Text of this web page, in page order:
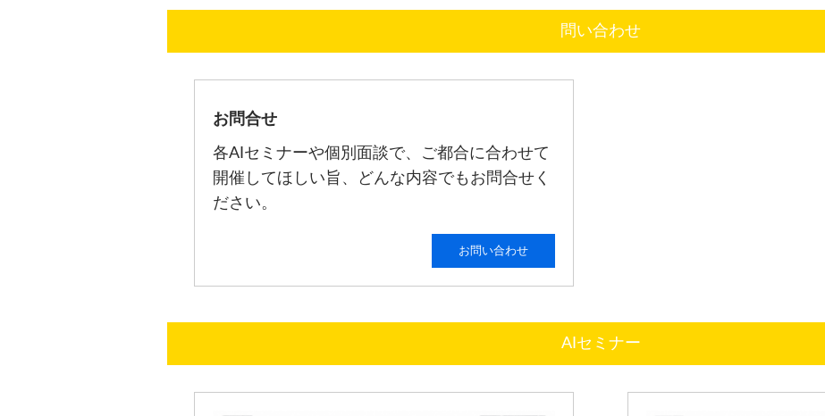
問い合わせ
お問合せ
各AIセミナーや個別面談で、ご都合に合わせて
開催してほしい旨、どんな内容でもお問合せく
ださい。
お問い合わせ
AIセミナー